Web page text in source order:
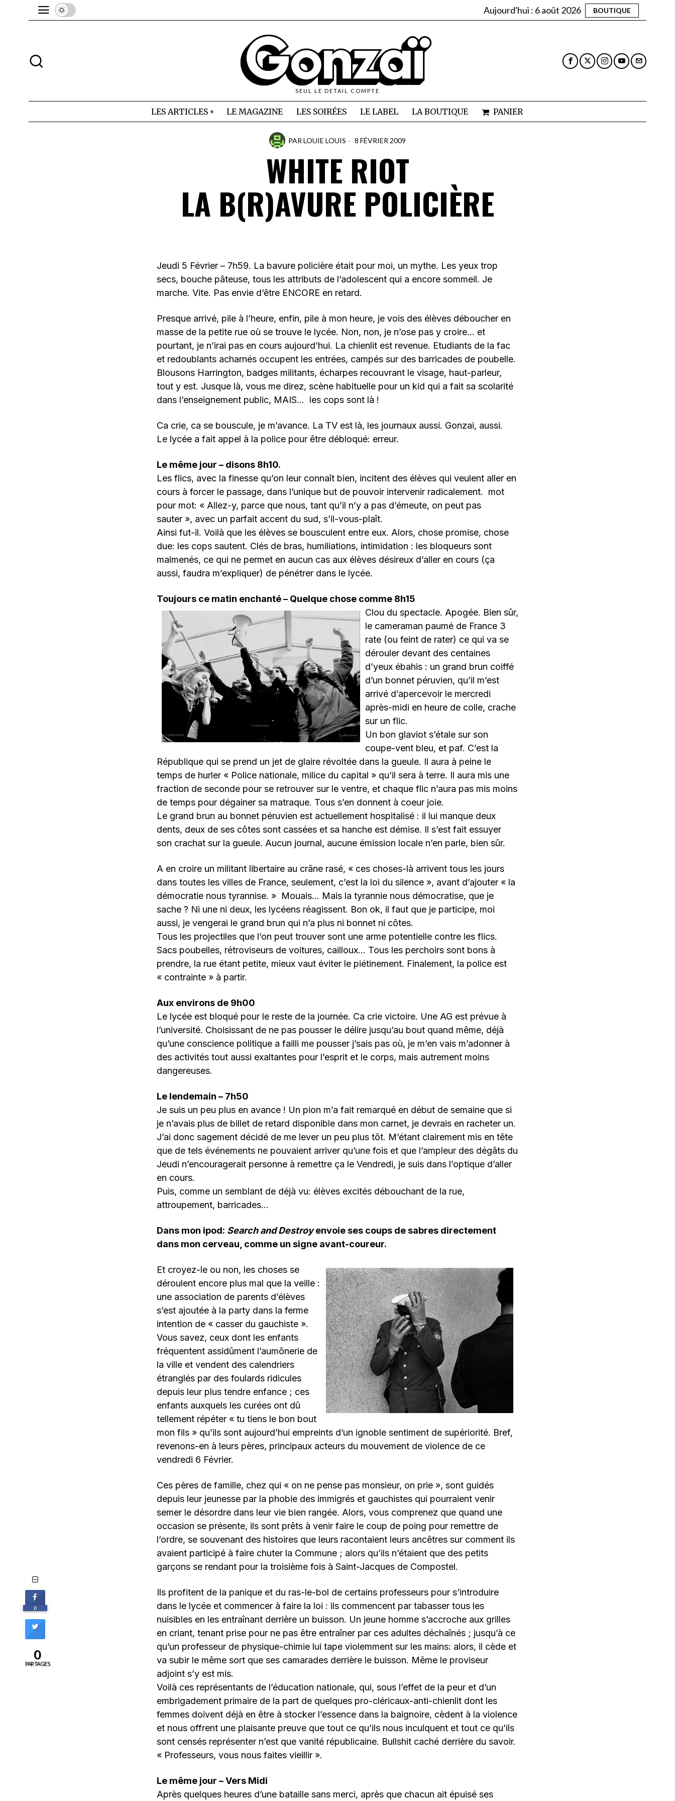
Aujourd'hui : 6 août 2026 BOUTIQUE
SEUL LE DETAIL COMPTE
LES ARTICLES LE MAGAZINE LES SOIRÉES LE LABEL LA BOUTIQUE PANIER
PAR LOUIE LOUIS 8 FÉVRIER 2009
WHITE RIOT
LA B(R)AVURE POLICIÈRE
Jeudi 5 Février – 7h59. La bavure policière était pour moi, un mythe. Les yeux trop
secs, bouche pâteuse, tous les attributs de l’adolescent qui a encore sommeil. Je
marche. Vite. Pas envie d’être ENCORE en retard.
Presque arrivé, pile à l’heure, enfin, pile à mon heure, je vois des élèves déboucher en
masse de la petite rue où se trouve le lycée. Non, non, je n’ose pas y croire… et
pourtant, je n’irai pas en cours aujourd’hui. La chienlit est revenue. Etudiants de la fac
et redoublants acharnés occupent les entrées, campés sur des barricades de poubelle.
Blousons Harrington, badges militants, écharpes recouvrant le visage, haut-parleur,
tout y est. Jusque là, vous me direz, scène habituelle pour un kid qui a fait sa scolarité
dans l’enseignement public, MAIS… les cops sont là !
Ca crie, ca se bouscule, je m’avance. La TV est là, les journaux aussi. Gonzai, aussi.
Le lycée a fait appel à la police pour être débloqué: erreur.
Le même jour – disons 8h10.
Les flics, avec la finesse qu’on leur connaît bien, incitent des élèves qui veulent aller en
cours à forcer le passage, dans l’unique but de pouvoir intervenir radicalement. mot
pour mot: « Allez-y, parce que nous, tant qu’il n’y a pas d’émeute, on peut pas
sauter », avec un parfait accent du sud, s’il-vous-plaît.
Ainsi fut-il. Voilà que les élèves se bousculent entre eux. Alors, chose promise, chose
due: les cops sautent. Clés de bras, humiliations, intimidation : les bloqueurs sont
malmenés, ce qui ne permet en aucun cas aux élèves désireux d’aller en cours (ça
aussi, faudra m’expliquer) de pénétrer dans le lycée.
Toujours ce matin enchanté – Quelque chose comme 8h15
Clou du spectacle. Apogée. Bien sûr,
le cameraman paumé de France 3
rate (ou feint de rater) ce qui va se
dérouler devant des centaines
d’yeux ébahis : un grand brun coiffé
d’un bonnet péruvien, qu’il m’est
arrivé d’apercevoir le mercredi
après-midi en heure de colle, crache
sur un flic.
Un bon glaviot s’étale sur son
coupe-vent bleu, et paf. C’est la
République qui se prend un jet de glaire révoltée dans la gueule. Il aura à peine le
temps de hurler « Police nationale, milice du capital » qu’il sera à terre. Il aura mis une
fraction de seconde pour se retrouver sur le ventre, et chaque flic n’aura pas mis moins
de temps pour dégainer sa matraque. Tous s’en donnent à coeur joie.
Le grand brun au bonnet péruvien est actuellement hospitalisé : il lui manque deux
dents, deux de ses côtes sont cassées et sa hanche est démise. Il s’est fait essuyer
son crachat sur la gueule. Aucun journal, aucune émission locale n’en parle, bien sûr.
A en croire un militant libertaire au crâne rasé, « ces choses-là arrivent tous les jours
dans toutes les villes de France, seulement, c’est la loi du silence », avant d’ajouter « la
démocratie nous tyrannise. » Mouais… Mais la tyrannie nous démocratise, que je
sache ? Ni une ni deux, les lycéens réagissent. Bon ok, il faut que je participe, moi
aussi, je vengerai le grand brun qui n’a plus ni bonnet ni côtes.
Tous les projectiles que l’on peut trouver sont une arme potentielle contre les flics.
Sacs poubelles, rétroviseurs de voitures, cailloux… Tous les perchoirs sont bons à
prendre, la rue étant petite, mieux vaut éviter le piétinement. Finalement, la police est
« contrainte » à partir.
Aux environs de 9h00
Le lycée est bloqué pour le reste de la journée. Ca crie victoire. Une AG est prévue à
l’université. Choisissant de ne pas pousser le délire jusqu’au bout quand même, déjà
qu’une conscience politique a failli me pousser j’sais pas où, je m’en vais m’adonner à
des activités tout aussi exaltantes pour l’esprit et le corps, mais autrement moins
dangereuses.
Le lendemain – 7h50
Je suis un peu plus en avance ! Un pion m’a fait remarqué en début de semaine que si
je n’avais plus de billet de retard disponible dans mon carnet, je devrais en racheter un.
J’ai donc sagement décidé de me lever un peu plus tôt. M’étant clairement mis en tête
que de tels événements ne pouvaient arriver qu’une fois et que l’ampleur des dégâts du
Jeudi n’encouragerait personne à remettre ça le Vendredi, je suis dans l’optique d’aller
en cours.
Puis, comme un semblant de déjà vu: élèves excités débouchant de la rue,
attroupement, barricades…
Dans mon ipod: Search and Destroyenvoie ses coups de sabres directement
dans mon cerveau, comme un signe avant-coureur.
Et croyez-le ou non, les choses se
déroulent encore plus mal que la veille :
une association de parents d’élèves
s’est ajoutée à la party dans la ferme
intention de « casser du gauchiste ».
Vous savez, ceux dont les enfants
fréquentent assidûment l’aumônerie de
la ville et vendent des calendriers
étranglés par des foulards ridicules
depuis leur plus tendre enfance ; ces
enfants auxquels les curées ont dû
tellement répéter « tu tiens le bon bout
mon fils » qu’ils sont aujourd’hui empreints d’un ignoble sentiment de supériorité. Bref,
revenons-en à leurs pères, principaux acteurs du mouvement de violence de ce
vendredi 6 Février.
Ces pères de famille, chez qui « on ne pense pas monsieur, on prie », sont guidés
depuis leur jeunesse par la phobie des immigrés et gauchistes qui pourraient venir
semer le désordre dans leur vie bien rangée. Alors, vous comprenez que quand une
occasion se présente, ils sont prêts à venir faire le coup de poing pour remettre de
l’ordre, se souvenant des histoires que leurs racontaient leurs ancêtres sur comment ils
avaient participé à faire chuter la Commune ; alors qu’ils n’étaient que des petits
garçons se rendant pour la troisième fois à Saint-Jacques de Compostel.
Ils profitent de la panique et du ras-le-bol de certains professeurs pour s’introduire
dans le lycée et commencer à faire la loi : ils commencent par tabasser tous les
nuisibles en les entraînant derrière un buisson. Un jeune homme s’accroche aux grilles
en criant, tenant prise pour ne pas être entraîner par ces adultes déchaînés ; jusqu’à ce
qu’un professeur de physique-chimie lui tape violemment sur les mains: alors, il cède et
va subir le même sort que ses camarades derrière le buisson. Même le proviseur
adjoint s’y est mis.
Voilà ces représentants de l’éducation nationale, qui, sous l’effet de la peur et d’un
embrigadement primaire de la part de quelques pro-cléricaux-anti-chienlit dont les
femmes doivent déjà en être à stocker l’essence dans la baignoire, cèdent à la violence
et nous offrent une plaisante preuve que tout ce qu’ils nous inculquent et tout ce qu’ils
sont censés représenter n’est que vanité républicaine. Bullshit caché derrière du savoir.
« Professeurs, vous nous faites vieillir ».
Le même jour – Vers Midi
Après quelques heures d’une bataille sans merci, après que chacun ait épuisé ses
0
0
PARTAGES